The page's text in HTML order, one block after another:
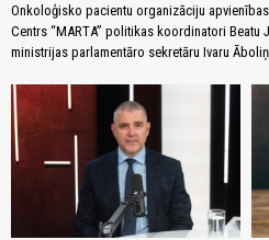
Onkoloģisko pacientu organizāciju
Centrs “MARTA” politikas koordinatori
ministrijas parlamentāro sekretāru Ivaru